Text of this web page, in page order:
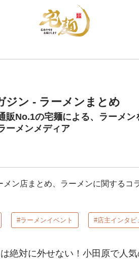
ジン - ラーメンまとめ
販No.1の宅麺による、ラーメ
ーメンメディア
ン店まとめ、ラーメンに関する
#ラーメンイベント #店主インタビ
絶対に外せない！小田原で人